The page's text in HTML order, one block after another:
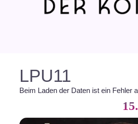
LPU11
Beim Laden der Daten ist ein Fehler